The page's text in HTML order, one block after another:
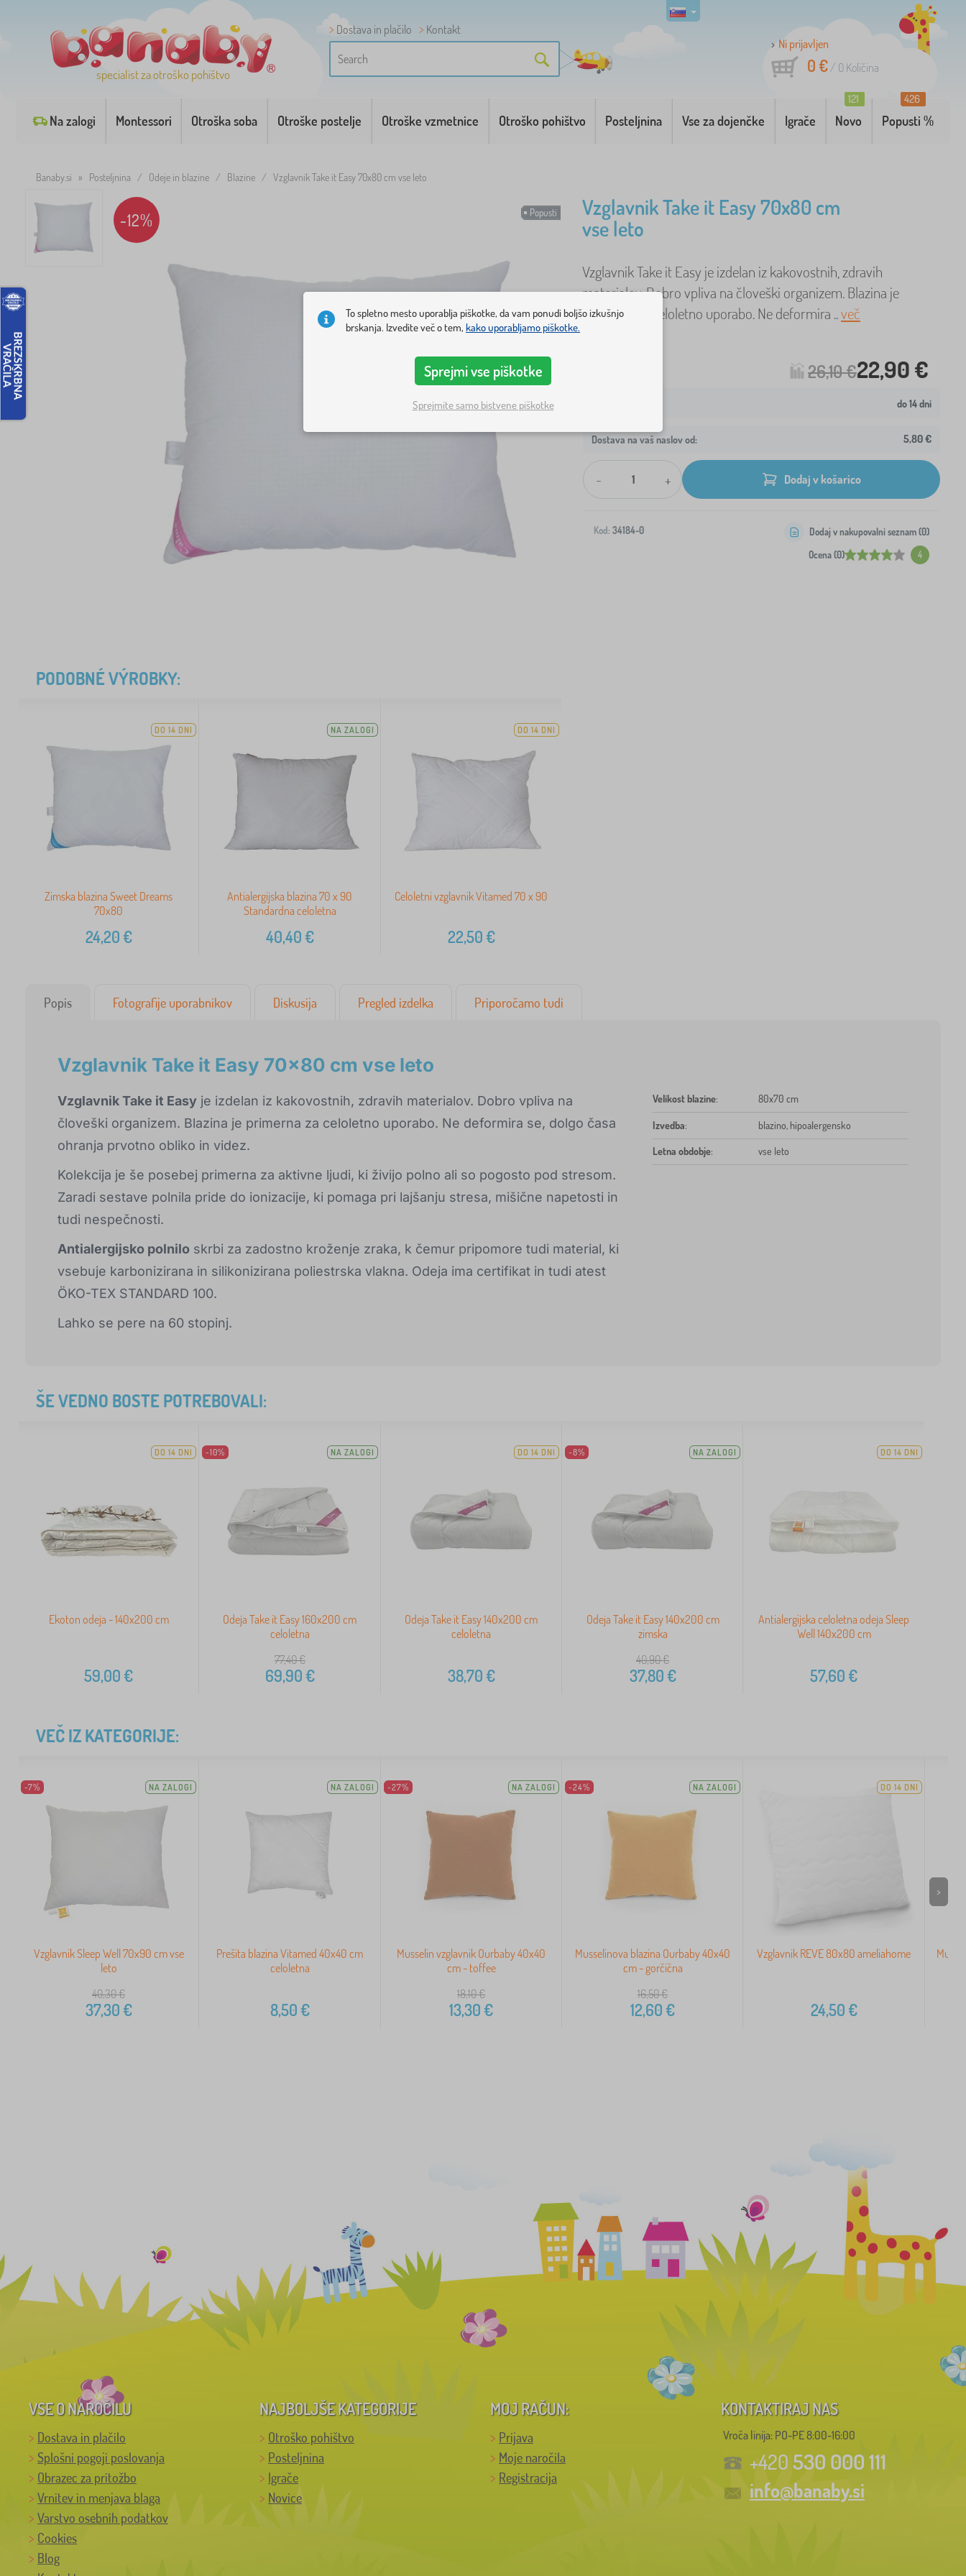
specialist za otroško pohištvo
Dostava in plačilo
Kontakt
Ni prijavljen
0 €/ 0 Količina
Na zalogi Montessori Otroška soba Otroške postelje Otroške vzmetnice Otroško pohištvo Posteljnina Vse za dojenčke Igrače Novo
121
Popusti %
426
Banaby.si » Posteljnina / Odeje in blazine / Blazine / Vzglavnik Take it Easy 70x80 cm vse leto
Popusti
-12%
Vzglavnik Take it Easy 70x80 cm
vse leto
Vzglavnik Take it Easy je izdelan iz kakovostnih, zdravih
materialov. Dobro vpliva na človeški organizem. Blazina je
primerna za celoletno uporabo. Ne deformira ..več
26,10 €22,90 €
do 14 dni
Dostava na vaš naslov od: 5,80 €
- + Dodaj v košarico
Kod: 34184-0
Ocena (0) 4
Dodaj v nakupovalni seznam (0)
PODOBNÉ VÝROBKY:
DO 14 DNI
Zimska blazina Sweet Dreams
70x80
24,20€
NA ZALOGI
Antialergijska blazina 70 x 90
Standardna celoletna
40,40€
DO 14 DNI
Celoletni vzglavnik Vitamed 70 x 90
22,50€
Popis Fotografije uporabnikov Diskusija Pregled izdelka Priporočamo tudi
Vzglavnik Take it Easy 70x80 cm vse leto
Vzglavnik Take it Easy je izdelan iz kakovostnih, zdravih materialov. Dobro vpliva na
človeški organizem. Blazina je primerna za celoletno uporabo. Ne deformira se, dolgo časa
ohranja prvotno obliko in videz.
Kolekcija je še posebej primerna za aktivne ljudi, ki živijo polno ali so pogosto pod stresom.
Zaradi sestave polnila pride do ionizacije, ki pomaga pri lajšanju stresa, mišične napetosti in
tudi nespečnosti.
Antialergijsko polnilo skrbi za zadostno kroženje zraka, k čemur pripomore tudi material, ki
vsebuje karbonizirana in silikonizirana poliestrska vlakna. Odeja ima certifikat in tudi atest
ÖKO-TEX STANDARD 100.
Lahko se pere na 60 stopinj.
Velikost blazine: 80x70 cm
Izvedba: blazino, hipoalergensko
Letna obdobje: vse leto
ŠE VEDNO BOSTE POTREBOVALI:
DO 14 DNI
Ekoton odeja - 140x200 cm
59,00€
-10% NA ZALOGI
Odeja Take it Easy 160x200 cm
celoletna
77,40€
69,90€
DO 14 DNI
Odeja Take it Easy 140x200 cm
celoletna
38,70€
-8% NA ZALOGI
Odeja Take it Easy 140x200 cm
zimska
40,90€
37,80€
DO 14 DNI
Antialergijska celoletna odeja Sleep
Well 140x200 cm
57,60€
VEČ IZ KATEGORIJE:
-7% NA ZALOGI
Vzglavnik Sleep Well 70x90 cm vse
leto
40,30€
37,30€
NA ZALOGI
Prešita blazina Vitamed 40x40 cm
celoletna
8,50€
-27% NA ZALOGI
Musselin vzglavnik Ourbaby 40x40
cm - toffee
18,10€
13,30€
-24% NA ZALOGI
Musselinova blazina Ourbaby 40x40
cm - gorčična
16,50€
12,60€
DO 14 DNI
Vzglavnik REVE 80x80 ameliahome
24,50€
>
VSE O NAROČILU
Dostava in plačilo
Splošni pogoji poslovanja
Obrazec za pritožbo
Vrnitev in menjava blaga
Varstvo osebnih podatkov
Cookies
Blog
NAJBOLJŠE KATEGORIJE
Otroško pohištvo
Posteljnina
Igrače
Novice
MOJ RAČUN:
Prijava
Moje naročila
Registracija
KONTAKTIRAJ NAS
Vroča linija: PO-PE 8:00-16:00
+420530 000 111
info@banaby.si
To spletno mesto uporablja piškotke, da vam ponudi boljšo izkušnjo
brskanja. Izvedite več o tem, kako uporabljamo piškotke.
Sprejmi vse piškotke
Sprejmite samo bistvene piškotke